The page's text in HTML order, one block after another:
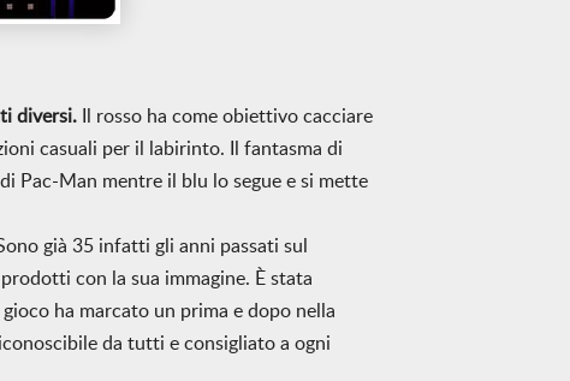
diversi. Il rosso ha come obiettivo cacciare
casuali per il labirinto. Il fantasma di
Pac-Man mentre il blu lo segue e si mette
già 35 infatti gli anni passati sul
con la sua immagine. È stata
ha marcato un prima e dopo nella
da tutti e consigliato a ogni